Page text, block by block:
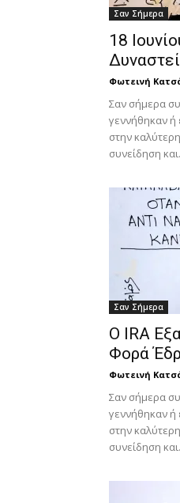
Σαν Σήμερα
18
Φωτεινή
Σαν σήμερα
γεννήθηκαν
στην
συνείδηση
Σαν Σήμερα
Ο IRA
Φορά
Φωτεινή
Σαν σήμερα
γεννήθηκαν
στην
συνείδηση